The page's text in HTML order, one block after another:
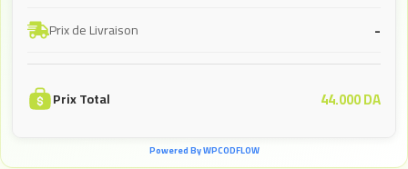
Prix de Livraison -
Prix Total 44.000DA
Powered By WPCODFLOW